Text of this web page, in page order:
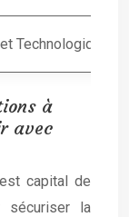
Technologiques
à
avec
capital de
sécuriser la